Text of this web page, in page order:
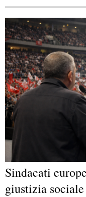
Sindacati
giustizia sociale